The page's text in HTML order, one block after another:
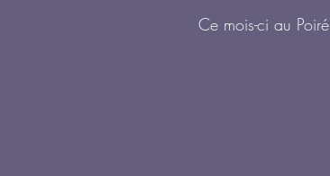
Ce mois-ci au Poiré